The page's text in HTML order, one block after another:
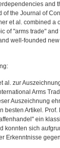
and
the Journal of
et al. combined
of "arms trade"
well-founded
al. zur
Arms
Auszeichnung
besten Artikel. Prof.
ein
konnten sich
Erkenntnisse